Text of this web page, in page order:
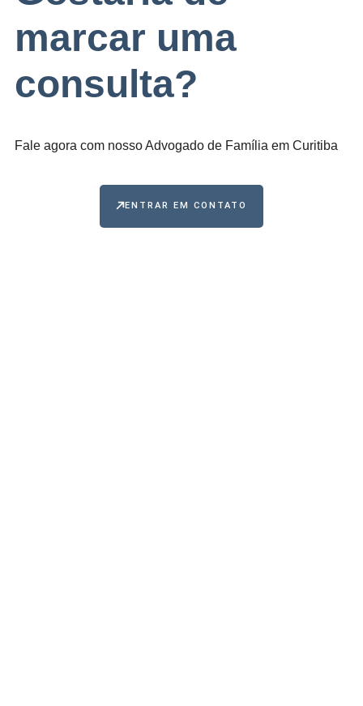
marcar uma
consulta?
Fale agora com nosso Advogado de Família em Curitiba
ENTRAR EM CONTATO